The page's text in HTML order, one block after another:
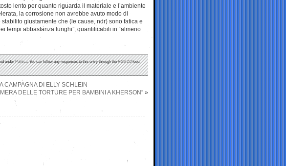
lento per quanto riguarda il materiale e l’ambiente
la corrosione non avrebbe avuto modo di
giustamente che (le cause, ndr) sono fatica e
tempi abbastanza lunghi”, quantificabili in “almeno
underPolitica. You can follow any responses to this entry through theRSS 2.0feed.
CAMPAGNA DI ELLY SCHLEIN
DELLE TORTURE PER BAMBINI A KHERSON” »